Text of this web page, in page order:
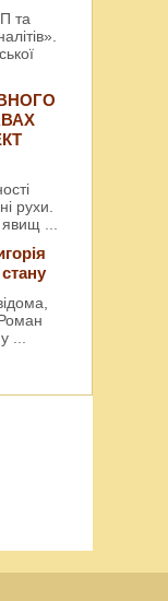
та
рухи.
явищ